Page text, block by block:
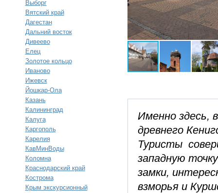
Выборг
Вятский край
Дагестан
Дальний восток
Дивеево
Елец
Золотое кольцо
Иваново
Ижевск
Йошкар-Ола
Казань
Калининград
Калуга
Каргополь
Карелия
КавМинВоды
Коломна
Краснодарский край
Кострома
Крым экскурсионный
Именно здесь,
древнего
Туристы
западную
замки,
взморья и